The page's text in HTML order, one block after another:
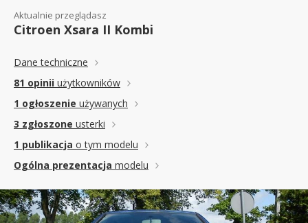
Aktualnie przeglądasz
Citroen Xsara II Kombi
Dane techniczne
81 opinii użytkowników
1 ogłoszenie używanych
3 zgłoszone usterki
1 publikacja o tym modelu
Ogólna prezentacja modelu